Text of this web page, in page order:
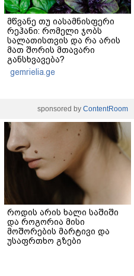
მწვანე თუ იასამნისფერი
რეჰანი: რომელი ჯობს
სალათისთვის და რა არის
მათ შორის მთავარი
განსხვავება?
gemrielia.ge
sponsored by ContentRoom
როდის არის ხალი საშიში
და როგორია მისი
მოშორების მარტივი და
უსაფრთხო გზები